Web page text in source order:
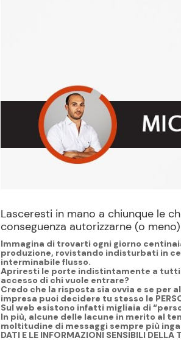
Lasceresti in mano a chiunque le
conseguenza autorizzarne (o meno)
Immagina di trovarti ogni giorno
produzione, rovistando indisturbati in
interminabile flusso.
Apriresti le porte indistintamente a tutti
accesso di chi vuole entrare?
Credo che la risposta sia ovvia e se
impresa puoi decidere tu stesso le
Sul web esistono infatti migliaia di
In più, alcune delle lacune in merito al
moltitudine di messaggi sempre più
DATI E LE INFORMAZIONI SENSIBILI DELLA